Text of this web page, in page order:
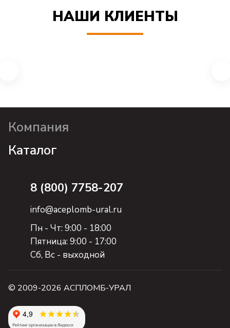
НАШИ КЛИЕНТЫ
Компания
Каталог
8 (800) 7758-207
info@aceplomb-ural.ru
Пн - Чт: 9:00 - 18:00
Пятница: 9:00 - 17:00
Сб, Вc - выходной
© 2009-2026 АСПЛОМБ-УРАЛ